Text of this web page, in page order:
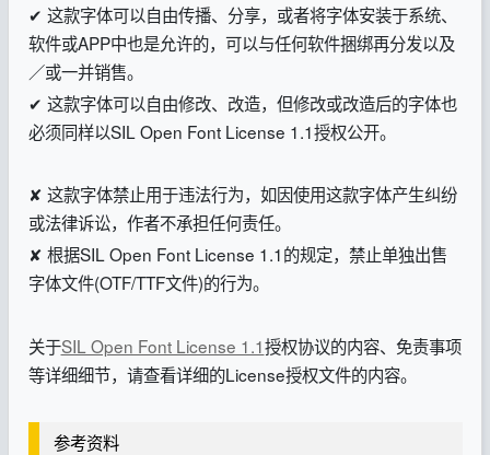
✔ 这款字体可以自由传播、分享，或者将字体安装于系统、
软件或APP中也是允许的，可以与任何软件捆绑再分发以及
／或一并销售。
✔ 这款字体可以自由修改、改造，但修改或改造后的字体也
必须同样以SIL Open Font License 1.1授权公开。
✘ 这款字体禁止用于违法行为，如因使用这款字体产生纠纷
或法律诉讼，作者不承担任何责任。
✘ 根据SIL Open Font License 1.1的规定，禁止单独出售
字体文件(OTF/TTF文件)的行为。
关于SIL Open Font License 1.1授权协议的内容、免责事项
等详细细节，请查看详细的License授权文件的内容。
参考资料